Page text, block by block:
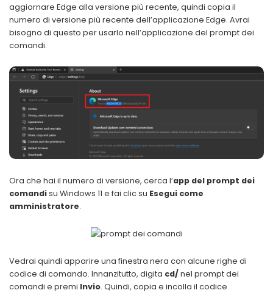
aggiornare Edge alla versione più recente, quindi copia il
numero di versione più recente dell’applicazione Edge. Avrai
bisogno di questo per usarlo nell’applicazione del prompt dei
comandi.
Ora che hai il numero di versione, cerca l’app del prompt dei
comandisu Windows 11 e fai clic su Esegui come
amministratore.
Vedrai quindi apparire una finestra nera con alcune righe di
codice di comando. Innanzitutto, digita cd/nel prompt dei
comandi e premi Invio. Quindi, copia e incolla il codice